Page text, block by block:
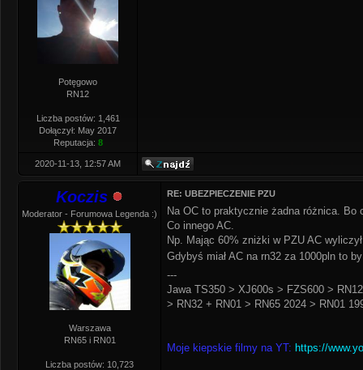
Potęgowo
RN12
Liczba postów: 1,461
Dołączył: May 2017
Reputacja: 8
2020-11-13, 12:57 AM
Koczis
Moderator - Forumowa Legenda :)
Warszawa
RN65 i RN01
Liczba postów: 10,723
RE: UBEZPIECZENIE PZU
Na OC to praktycznie żadna różnica.
Co innego AC.
Np. Mając 60% zniżki w PZU AC
Gdybyś miał AC na rn32 za 1000pln to
---
Jawa TS350 > XJ600s > FZS600 >
> RN32 + RN01 > RN65 2024 > RN01
Moje kiepskie filmy na YT: https://